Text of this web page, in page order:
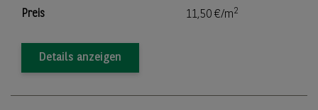
Preis 11,50 €/m2
Details anzeigen